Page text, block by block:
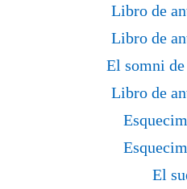
Libro de
Libro de
El somni
Libro de
El